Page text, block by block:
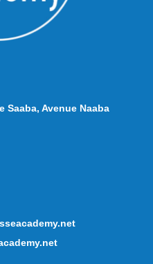
Saaba, Avenue Naaba